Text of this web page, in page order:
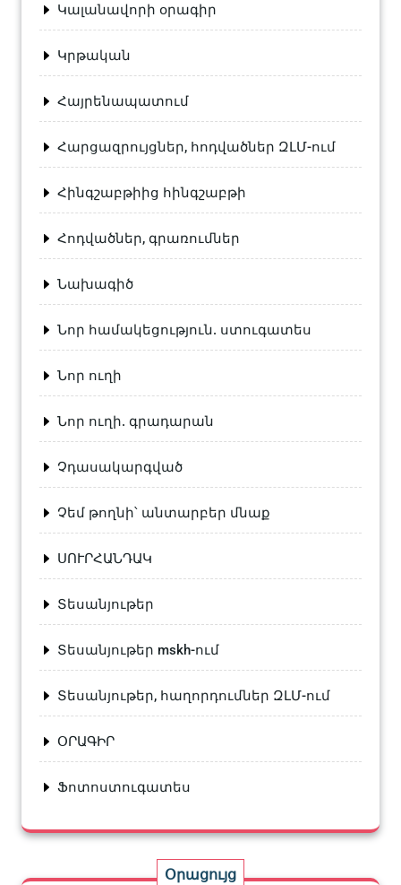
Կալանավորի օրագիր
Կրթական
Հայրենապատում
Հարցազրույցներ, հոդվածներ ԶԼՄ-ում
Հինգշաբթիից հինգշաբթի
Հոդվածներ, գրառումներ
Նախագիծ
Նոր համակեցություն. ստուգատես
Նոր ուղի
Նոր ուղի. գրադարան
Չդասակարգված
Չեմ թողնի՝ անտարբեր մնաք
ՍՈՒՐՀԱՆԴԱԿ
Տեսանյութեր
Տեսանյութեր mskh-ում
Տեսանյութեր, հաղորդումներ ԶԼՄ-ում
ՕՐԱԳԻՐ
Ֆոտոստուգատես
Օրացույց